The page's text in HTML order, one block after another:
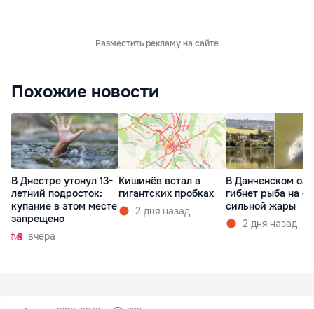
Разместить рекламу на сайте
Похожие новости
В Днестре утонул 13-
летний подросток:
купание в этом месте
запрещено
вчера
Кишинёв встал в
гигантских пробках
2 дня назад
В Данченском
гибнет рыба на
сильной жары
2 дня назад